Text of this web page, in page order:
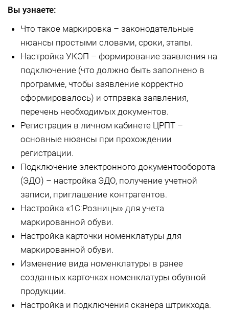
Вы узнаете:
Что такое маркировка – законодательные
нюансы простыми словами, сроки, этапы.
Настройка УКЭП – формирование заявления на
подключение (что должно быть заполнено в
программе, чтобы заявление корректно
сформировалось) и отправка заявления,
перечень необходимых документов.
Регистрация в личном кабинете ЦРПТ –
основные нюансы при прохождении
регистрации.
Подключение электронного документооборота
(ЭДО) – настройка ЭДО, получение учетной
записи, приглашение контрагентов.
Настройка «1С:Розницы» для учета
маркированной обуви.
Настройка карточки номенклатуры для
маркированной обуви.
Изменение вида номенклатуры в ранее
созданных карточках номенклатуры обувной
продукции.
Настройка и подключения сканера штрикхода.